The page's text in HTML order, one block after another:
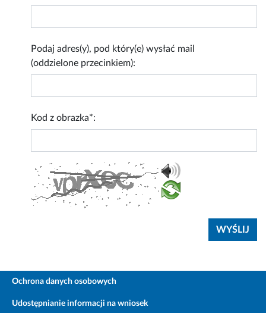
Podaj adres(y), pod który(e) wysłać mail
(oddzielone przecinkiem):
Kod z obrazka*:
Ochrona danych osobowych
Udostępnianie informacji na wniosek